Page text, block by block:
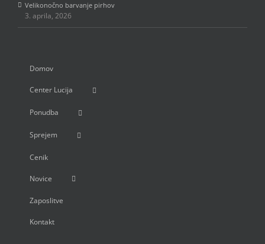
Velikonočno barvanje pirhov
3. aprila, 2026
Domov
Center Lucija
Ponudba
Sprejem
Cenik
Novice
Zaposlitve
Kontakt